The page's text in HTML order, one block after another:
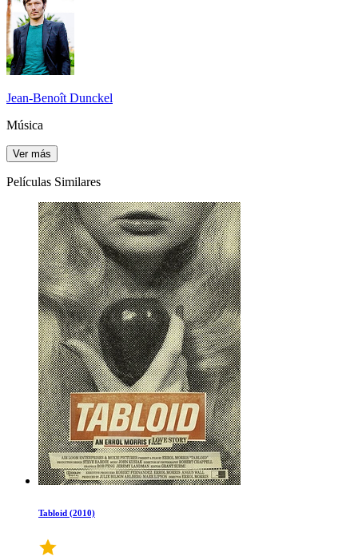
Jean-Benoît Dunckel
Música
Ver más
Películas Similares
Tabloid (2010)